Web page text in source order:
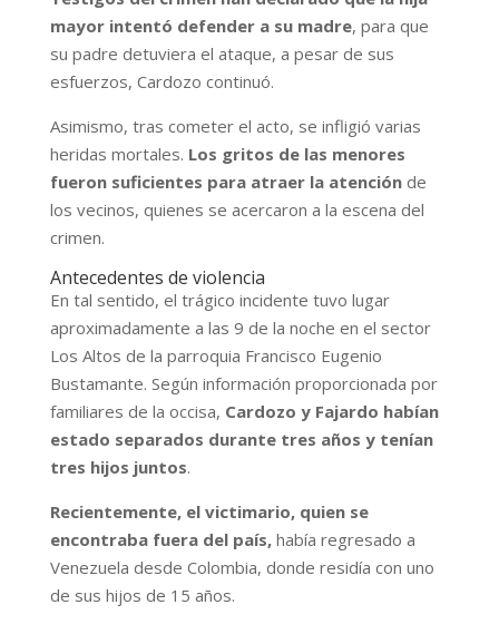
mayor intentó defender a su madre, para que
su padre detuviera el ataque, a pesar de sus
esfuerzos, Cardozo continuó.
Asimismo, tras cometer el acto, se infligió varias
heridas mortales. Los gritos de las menores
fueron suficientes para atraer la atenciónde
los vecinos, quienes se acercaron a la escena del
crimen.
Antecedentes de violencia
En tal sentido, el trágico incidente tuvo lugar
aproximadamente a las 9 de la noche en el sector
Los Altos de la parroquia Francisco Eugenio
Bustamante. Según información proporcionada por
familiares de la occisa, Cardozo y Fajardo habían
estado separados durante tres años y tenían
tres hijos juntos.
Recientemente, el victimario, quien se
encontraba fuera del país, había regresado a
Venezuela desde Colombia, donde residía con uno
de sus hijos de 15 años.